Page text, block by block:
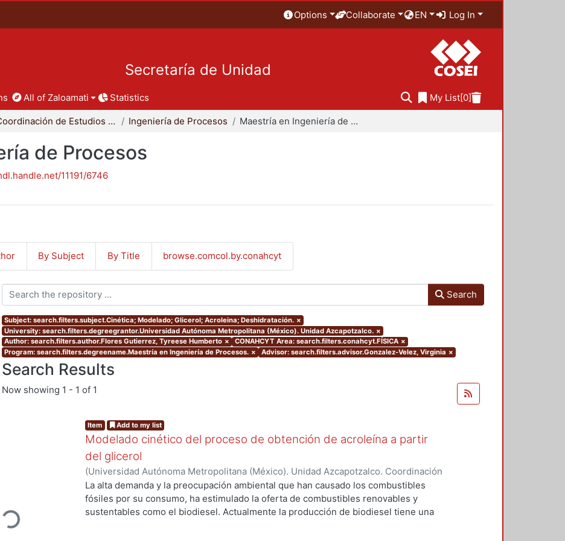
Options Collaborate EN Log In
Secretaría de Unidad
All of Zaloamati Statistics My List[0]
Coordinación de Estudios de Posgrado - CBI Ingeniería de Procesos Maestría en Ingeniería de Procesos
de Procesos
11191/6746
By Subject By Title browse.comcol.by.conahcyt
Search
Subject: search.filters.subject.Cinética; Modelado; Glicerol; Acroleina; Deshidratación. ×
University: search.filters.degreegrantor.Universidad Autónoma Metropolitana (México). Unidad Azcapotzalco. ×
Author: search.filters.author.Flores Gutierrez, Tyreese Humberto × CONAHCYT Area: search.filters.conahcyt.FÍSICA ×
Program: search.filters.degreename.Maestría en Ingeniería de Procesos. × Advisor: search.filters.advisor.Gonzalez-Velez, Virginia ×
Search Results
Now showing 1 - 1 of 1
Loading...
Item Add to my list
Modelado cinético del proceso de obtención de acroleína a partir
del glicerol
(Universidad Autónoma Metropolitana (México). Unidad Azcapotzalco. Coordinación
de Servicios de Información.,2016 )Flores Gutierrez, Tyreese Humberto
La alta demanda y la preocupación ambiental que han causado los combustibles
fósiles por su consumo, ha estimulado la oferta de combustibles renovables y
sustentables como el biodiesel. Actualmente la producción de biodiesel tiene una